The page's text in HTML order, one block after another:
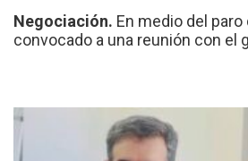
Negociación. En medio del paro
convocado a una reunión con el